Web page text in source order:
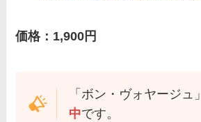
価格：1,900円
「ボン・ヴォヤージュ
中です。